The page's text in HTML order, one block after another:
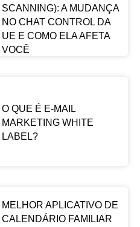
SCANNING): A MUDANÇA
NO CHAT CONTROL DA
UE E COMO ELA AFETA
VOCÊ
O QUE É E-MAIL
MARKETING WHITE
LABEL?
MELHOR APLICATIVO DE
CALENDÁRIO FAMILIAR